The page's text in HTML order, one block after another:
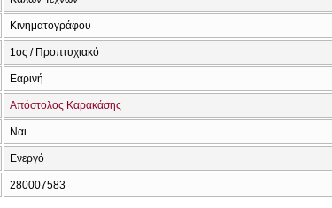
Κινηματογράφου
1ος / Προπτυχιακό
Εαρινή
Απόστολος Καρακάσης
Ναι
Ενεργό
280007583